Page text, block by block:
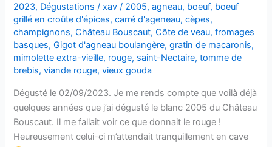
2023, Dégustations /xav/ 2005,agneau, boeuf, boeuf
grillé en croûte d'épices,carré d'ageneau,cèpes,
champignons,Château Bouscaut,Côte de veau,fromages
basques,Gigot d'agneau boulangère,gratin de macaronis,
mimolette extra-vieille, rouge, saint-Nectaire,tomme de
brebis,viande rouge,vieux gouda
Dégusté le 02/09/2023. Je me rends compte que voilà déjà
quelques années que j’ai dégusté le blanc 2005 du Château
Bouscaut. Il me fallait voir ce que donnait le rouge !
Heureusement celui-ci m’attendait tranquillement en cave